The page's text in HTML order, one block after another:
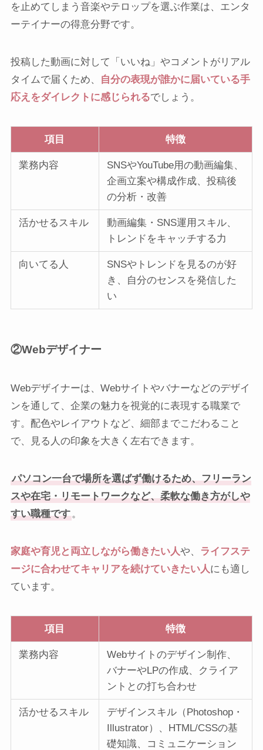
を止めてしまう音楽やテロップを選ぶ作業は、エンタ
ーテイナーの得意分野です。
投稿した動画に対して「いいね」やコメントがリアル
タイムで届くため、
自分の表現が誰かに届いている手
応えをダイレクトに感じられるでしょう。
項目 特徴
業務内容
SNSやYouTube用の動画編集、
企画立案や構成作成、投稿後
の分析・改善
活かせるスキル
動画編集・SNS運用スキル、
トレンドをキャッチする力
向いてる人
SNSやトレンドを見るのが好
き、自分のセンスを発信した
い
②Webデザイナー
Webデザイナーは、Webサイトやバナーなどのデザイ
ンを通して、企業の魅力を視覚的に表現する職業で
す。配色やレイアウトなど、細部までこだわること
で、見る人の印象を大きく左右できます。
パソコン一台で場所を選ばず働けるため、フリーラン
スや在宅・リモートワークなど、柔軟な働き方がしや
すい職種です。
家庭や育児と両立しながら働きたい人や、
ライフステ
ージに合わせてキャリアを続けていきたい人にも適し
ています。
項目 特徴
業務内容
Webサイトのデザイン制作、
バナーやLPの作成、クライア
ントとの打ち合わせ
活かせるスキル
デザインスキル（Photoshop・
Illustrator）、HTML/CSSの基
礎知識、コミュニケーション